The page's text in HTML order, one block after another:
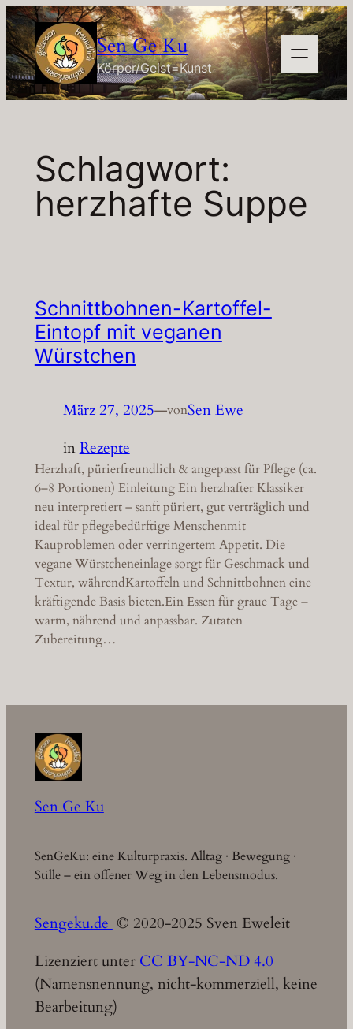
Zum
Inhalt
springen
Sen Ge Ku
Körper/Geist=Kunst
Schlagwort:
herzhafte Suppe
Schnittbohnen-Kartoffel-
Eintopf mit veganen
Würstchen
März 27, 2025—vonSen Ewe
inRezepte
Herzhaft, pürierfreundlich & angepasst für Pflege (ca.
6–8 Portionen) Einleitung Ein herzhafter Klassiker
neu interpretiert – sanft püriert, gut verträglich und
ideal für pflegebedürftige Menschenmit
Kauproblemen oder verringertem Appetit. Die
vegane Würstcheneinlage sorgt für Geschmack und
Textur, währendKartoffeln und Schnittbohnen eine
kräftigende Basis bieten.Ein Essen für graue Tage –
warm, nährend und anpassbar. Zutaten
Zubereitung…
Sen Ge Ku
SenGeKu: eine Kulturpraxis. Alltag · Bewegung ·
Stille – ein offener Weg in den Lebensmodus.
Sengeku.de © 2020-2025 Sven Eweleit
Lizenziert unter CC BY-NC-ND 4.0
(Namensnennung, nicht-kommerziell, keine
Bearbeitung)